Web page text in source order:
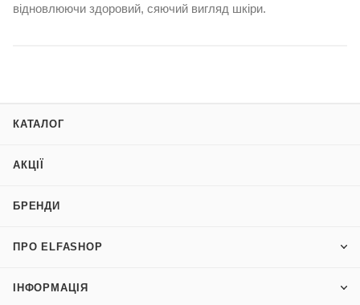
відновлюючи здоровий, сяючий вигляд шкіри.
КАТАЛОГ
АКЦІЇ
БРЕНДИ
ПРО ELFASHOP
ІНФОРМАЦІЯ